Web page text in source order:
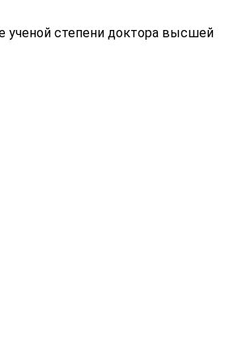
ученой степени доктора высшей